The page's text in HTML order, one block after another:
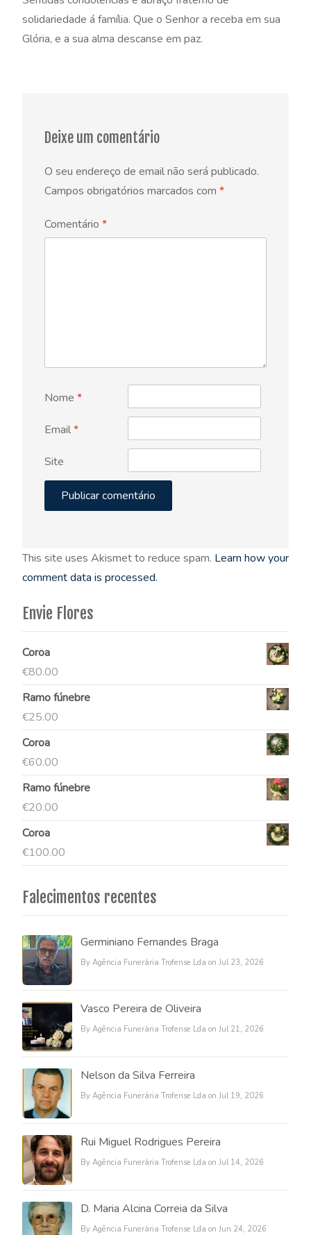
solidariedade á família. Que o Senhor a receba em sua
Glória, e a sua alma descanse em paz.
Deixe um comentário
O seu endereço de email não será publicado.
Campos obrigatórios marcados com *
Comentário *
Nome *
Email*
Site
This site uses Akismet to reduce spam. Learn how your
comment data is processed.
Envie Flores
Coroa
€80.00
Ramo fúnebre
€25.00
Coroa
€60.00
Ramo fúnebre
€20.00
Coroa
€100.00
Falecimentos recentes
Germiniano Fernandes Braga
By Agência Funerária Trofense Lda on Jul 23, 2026
Vasco Pereira de Oliveira
By Agência Funerária Trofense Lda on Jul 21, 2026
Nelson da Silva Ferreira
By Agência Funerária Trofense Lda on Jul 19, 2026
Rui Miguel Rodrigues Pereira
By Agência Funerária Trofense Lda on Jul 14, 2026
D. Maria Alcina Correia da Silva
By Agência Funerária Trofense Lda on Jun 24, 2026